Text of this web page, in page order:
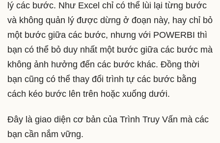
lý các bước. Như Excel chỉ có thể lùi lại từng bước
và không quản lý được dừng ở đoạn này, hay chỉ bỏ
một bước giữa các bước, nhưng với POWERBI thì
bạn có thể bỏ duy nhất một bước giữa các bước mà
không ảnh hưởng đến các bước khác. Đồng thời
bạn cũng có thể thay đổi trình tự các bước bằng
cách kéo bước lên trên hoặc xuống dưới.
Đây là giao diện cơ bản của Trình Truy Vấn mà các
bạn cần nắm vững.